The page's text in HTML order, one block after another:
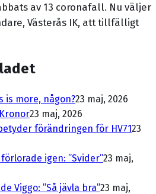
av 13 coronafall. Nu väljer
Västerås IK, att tillfälligt
is more, någon?23 maj, 2026
23 maj, 2026
förändringen för HV7123
igen: ”Svider”23 maj,
Viggo: ”Så jävla bra”23 maj,